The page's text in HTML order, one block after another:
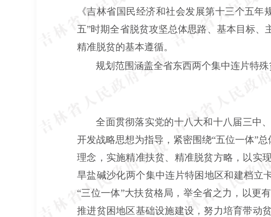
《吉林省国民经济和社会发展第十三个五
五”时期全省脱贫攻坚总体思路、基本目标、
精准脱贫的基本遵循。
规划范围涵盖全省东西两个集中连片特殊
全面贯彻落实党的十八大和十八届三中
开发战略思想为指导，紧密围绕“五位一体”
理念，实施精准扶贫、精准脱贫方略，以实
旱盐碱沙化两个集中连片特困地区和建档立
“三位一体”大扶贫格局，举全省之力，以更
推进贫困地区基础设施建设，努力培育带动